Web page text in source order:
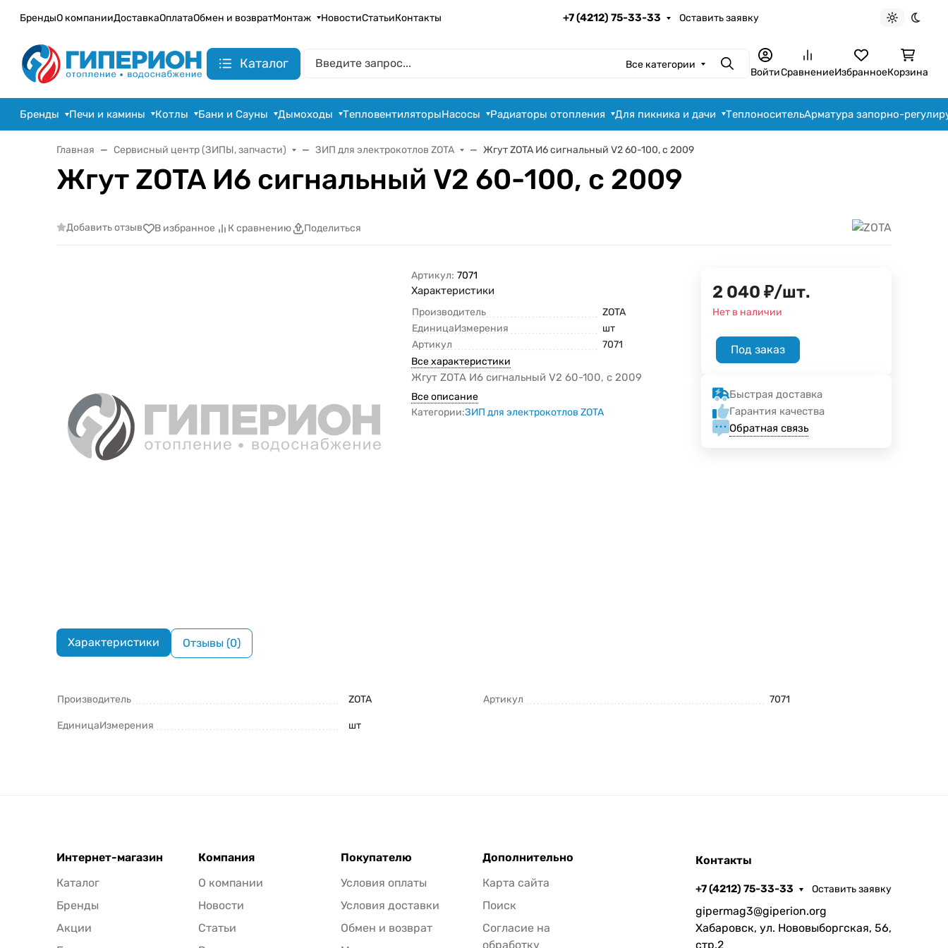
БрендыО компанииДоставкаОплатаОбмен и возвратМонтаж НовостиСтатьиКонтакты +7 (4212) 75-33-33 Оставить заявку
Светлая
Каталог Все категории ПоискВойтиСравнениеИзбранноеКорзина
Бренды Печи и камины Котлы Бани и Сауны Дымоходы ТепловентиляторыНасосы Радиаторы отопления Для пикника и дачи ТеплоносительАрматура запорно-
Главная Сервисный центр (ЗИПЫ, запчасти) ЗИП для электрокотлов ZOTA Жгут ZOTA И6 сигнальный V2 60-100, с 2009
Жгут ZOTA И6 сигнальный V2 60-100, с 2009
Добавить отзыв В избранное К сравнению Поделиться
Артикул: 7071
Характеристики
Производитель
ZOTA
ЕдиницаИзмерения
шт
Артикул
7071
Все характеристики
Жгут ZOTA И6 сигнальный V2 60-100, с 2009
Все описание
Категории:ЗИП для электрокотлов ZOTA
2 040 ₽/шт.
Нет в наличии
Под заказ
Быстрая доставка
Гарантия качества
Обратная связь
Характеристики Отзывы (0)
Производитель ZOTA
ЕдиницаИзмерения шт
Артикул 7071
Интернет-магазин
Каталог
Бренды
Акции
Компания
О компании
Новости
Статьи
Покупателю
Условия оплаты
Условия доставки
Обмен и возврат
Дополнительно
Карта сайта
Поиск
Согласие на
обработку
Контакты
+7 (4212) 75-33-33 Оставить заявку
gipermag3@giperion.org
Хабаровск, ул. Нововыборгская, 56,
стр.2